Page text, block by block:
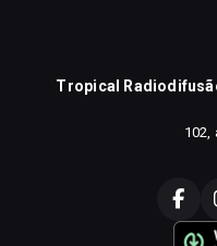
Tropical
102,